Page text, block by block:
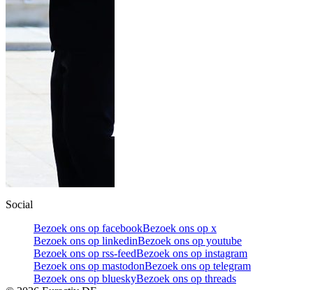
Social
Bezoek ons op facebookBezoek ons op x
Bezoek ons op linkedinBezoek ons op youtube
Bezoek ons op rss-feedBezoek ons op instagram
Bezoek ons op mastodonBezoek ons op telegram
Bezoek ons op blueskyBezoek ons op threads